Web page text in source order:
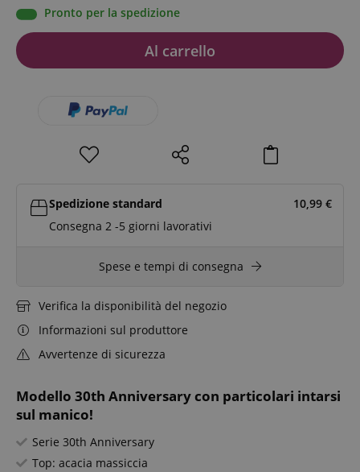
Modello 30th Anniversary con particolari intarsi
sul manico!
Serie 30th Anniversary
Top: acacia massiccia
Pronto per la spedizione
Al carrello
Spedizione standard 10,99 €
Consegna 2 -5 giorni lavorativi
Spese e tempi di consegna
Verifica la disponibilità del negozio
Informazioni sul produttore
Avvertenze di sicurezza